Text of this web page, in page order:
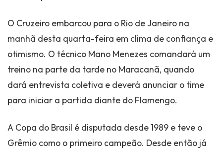
O Cruzeiro embarcou para o Rio de Janeiro na
manhã desta quarta-feira em clima de confiança e
otimismo. O técnico Mano Menezes comandará um
treino na parte da tarde no Maracanã, quando
dará entrevista coletiva e deverá anunciar o time
para iniciar a partida diante do Flamengo.
A Copa do Brasil é disputada desde 1989 e teve o
Grêmio como o primeiro campeão. Desde então já